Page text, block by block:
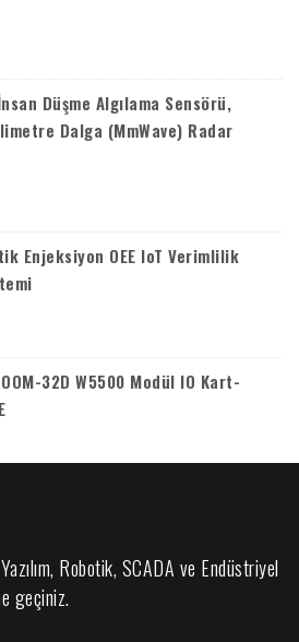
Düşme Algılama Sensörü,
Dalga (mmWave) Radar
Enjeksiyon OEE IoT Verimlilik
32D W5500 Modül IO Kart-
Robotik, SCADA ve Endüstriyel
geçiniz.